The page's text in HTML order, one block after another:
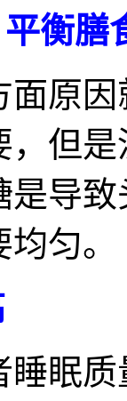
衡膳
原因
，但
是导
匀。
眠质